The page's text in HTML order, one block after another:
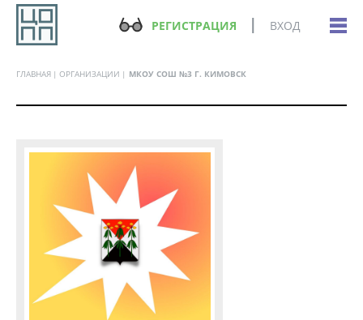
РЕГИСТРАЦИЯ ВХОД
ГЛАВНАЯ ОРГАНИЗАЦИИ МКОУ СОШ №3 Г. КИМОВСК